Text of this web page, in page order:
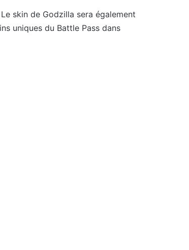
skin de Godzilla sera également
uniques du Battle Pass dans